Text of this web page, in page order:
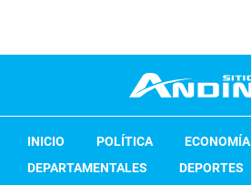
INICIO POLÍTICA ECONOMÍA
DEPARTAMENTALES
DEPORTES